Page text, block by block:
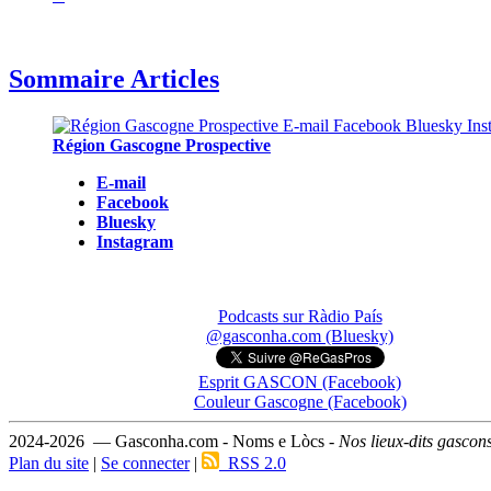
Sommaire Articles
Région Gascogne Prospective
E-mail
Facebook
Bluesky
Instagram
Podcasts sur Ràdio País
@gasconha.com (Bluesky)
Esprit GASCON (Facebook)
Couleur Gascogne (Facebook)
2024-2026 — Gasconha.com - Noms e Lòcs - Nos lieux-dits
Plan du site | Se connecter| RSS 2.0